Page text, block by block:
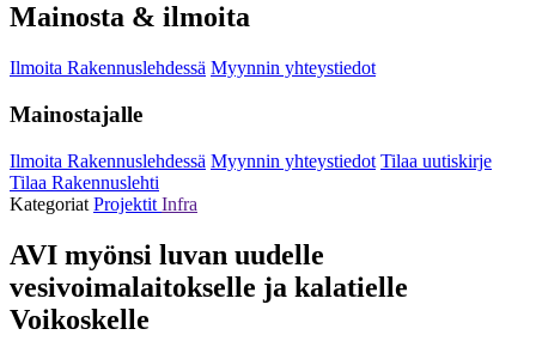
Mainosta & ilmoita
Ilmoita Rakennuslehdessä Myynnin yhteystiedot
Mainostajalle
Ilmoita Rakennuslehdessä Myynnin yhteystiedot Tilaa uutiskirje
Tilaa Rakennuslehti
Kategoriat Projektit Infra
AVI myönsi luvan uudelle
vesivoimalaitokselle ja kalatielle
Voikoskelle